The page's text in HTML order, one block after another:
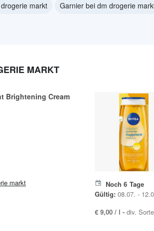
markt Garnier bei dm drogerie
MARKT
Brightening Cream
markt Noch 6 Tage
Gültig: 08.07. -
€ 9,00 / l - div.